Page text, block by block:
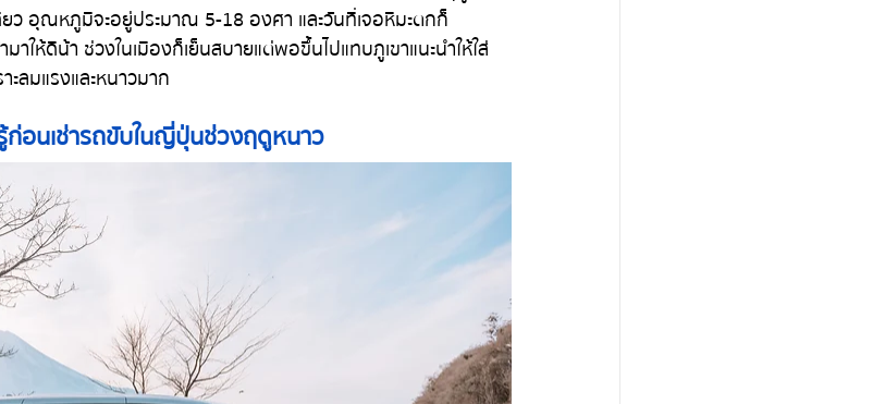
ว อุณหภูมิจะอยู่ประมาณ 5-18 องศา และวันที่เจอหิมะตกก็
าให้ดีน้า ช่วงในเมืองก็เย็นสบายแต่พอขึ้นไปแทบภูเขาแนะนำให้ใส่
ะลมแรงและหนาวมาก
อนเช่ารถขับในญี่ปุ่นช่วงฤดูหนาว